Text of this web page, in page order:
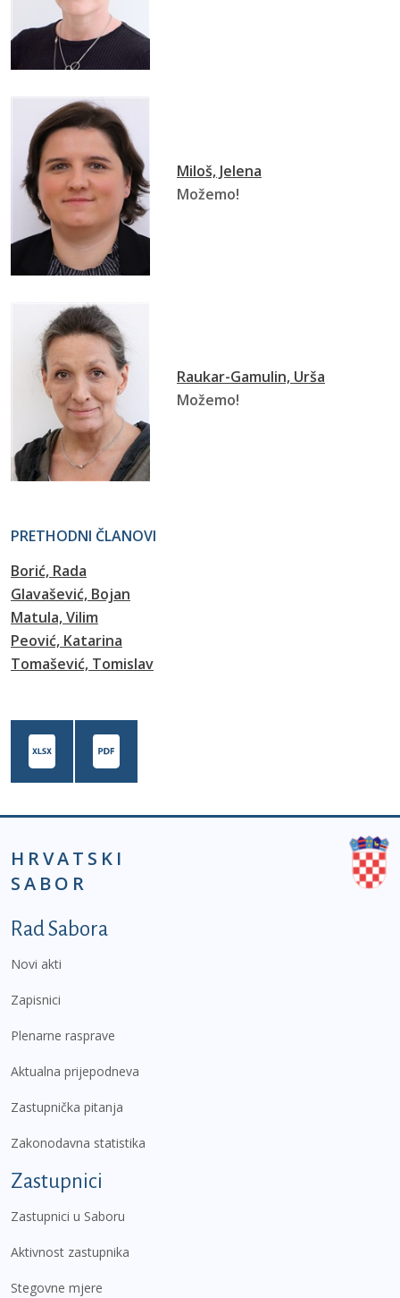
Miloš, Jelena
Možemo!
Raukar-Gamulin, Urša
Možemo!
PRETHODNI ČLANOVI
Borić, Rada
Glavašević, Bojan
Matula, Vilim
Peović, Katarina
Tomašević, Tomislav
HRVATSKI
SABOR
Podnožje prvi izbornik
Rad Sabora
Novi akti
Zapisnici
Plenarne rasprave
Aktualna prijepodneva
Zastupnička pitanja
Zakonodavna statistika
Zastupnici
Zastupnici u Saboru
Aktivnost zastupnika
Stegovne mjere